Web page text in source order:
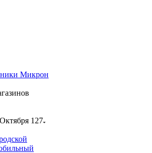
127